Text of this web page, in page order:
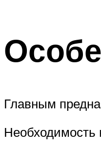
Главным
Необходимость